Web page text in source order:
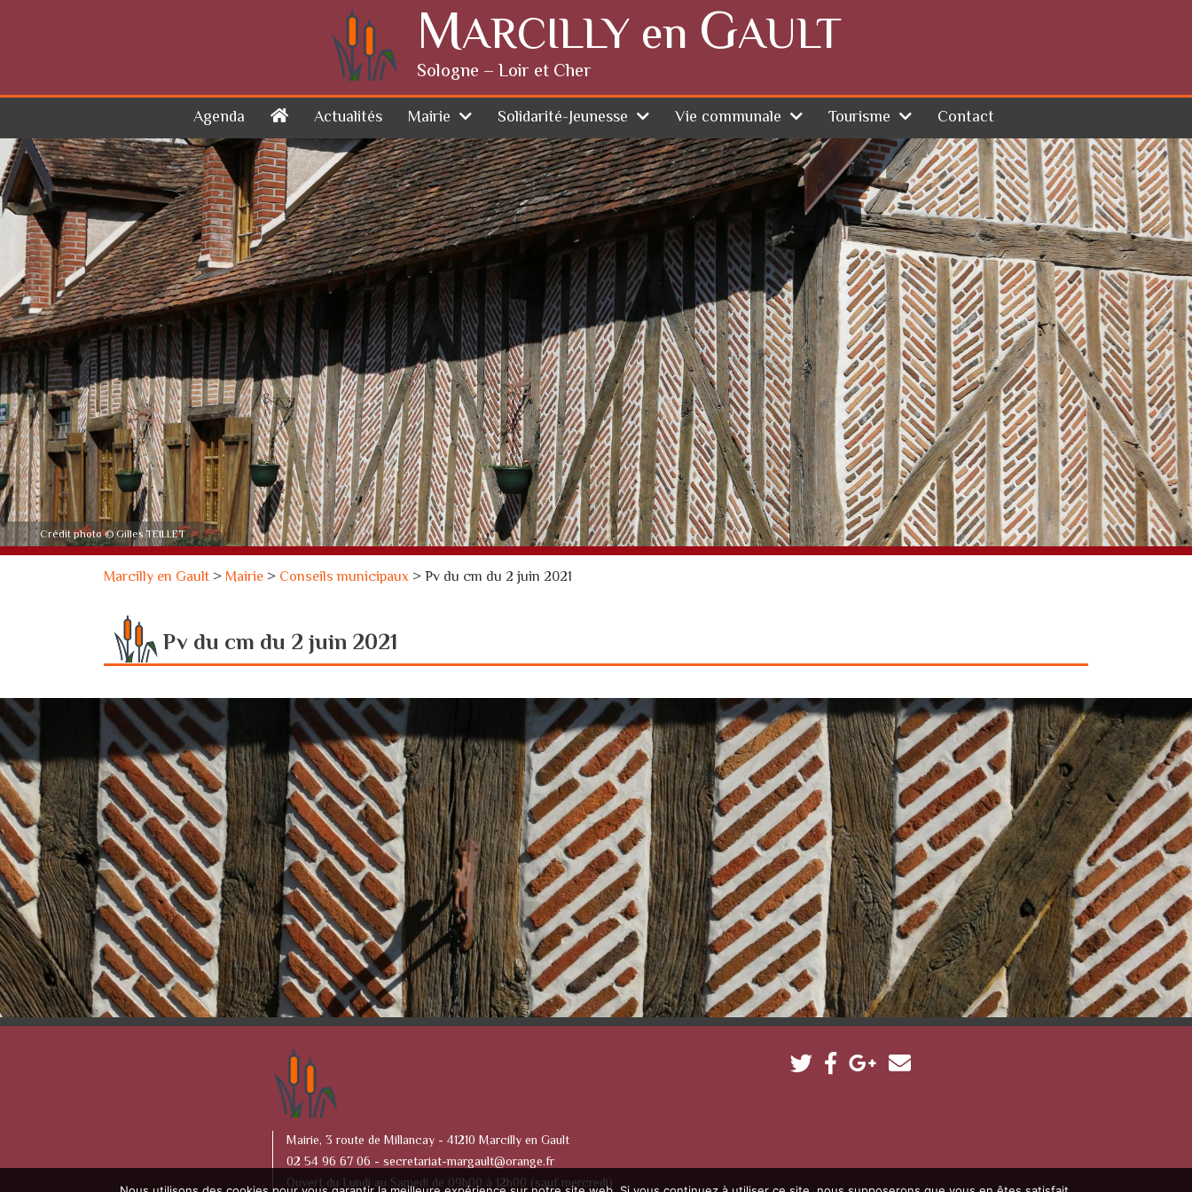
MARCILLY en GAULT
Sologne – Loir et Cher
Agenda Actualités Mairie Solidarité-Jeunesse Vie communale Tourisme Contact
Crédit photo © Gilles TEILLET
Marcilly en Gault > Mairie > Conseils municipaux >Pv du cm du 2 juin 2021
Pv du cm du 2 juin 2021
Mairie, 3 route de Millancay - 41210 Marcilly en Gault
02 54 96 67 06 - secretariat-margault@orange.fr
Ouvert du Lundi au Samedi de 09h00 à 12h00 (sauf mercredi)